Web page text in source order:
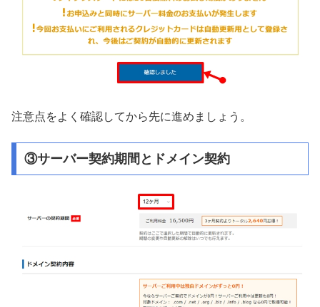
注意点をよく確認してから先に進めましょう。
③サーバー契約期間とドメイン契約